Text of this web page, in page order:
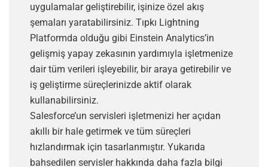
uygulamalar geliştirebilir, işinize özel akış
şemaları yaratabilirsiniz. Tıpkı Lightning
Platformda olduğu gibi Einstein Analytics’in
gelişmiş yapay zekasının yardımıyla işletmenize
dair tüm verileri işleyebilir, bir araya getirebilir ve
iş geliştirme süreçlerinizde aktif olarak
kullanabilirsiniz.
Salesforce’un servisleri işletmenizi her açıdan
akıllı bir hale getirmek ve tüm süreçleri
hızlandırmak için tasarlanmıştır. Yukarıda
bahsedilen servisler hakkında daha fazla bilgi